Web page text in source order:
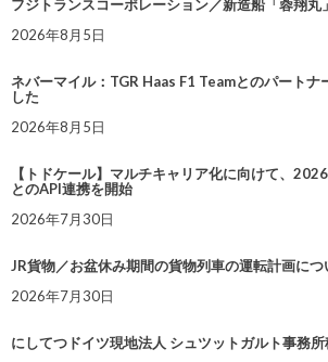
フジトランスコーポレーション／新造船「蓉翔丸
2026年8月5日
ネバーマイル：TGR Haas F1 Teamとのパートナ
した
2026年8月5日
【トドケール】マルチキャリア化に向けて、
とのAPI連携を開始
2026年7月30日
JR貨物／お盆休み期間の貨物列車の運転計画につ
2026年7月30日
にしてつドイツ現地法人 シュツットガルト事務